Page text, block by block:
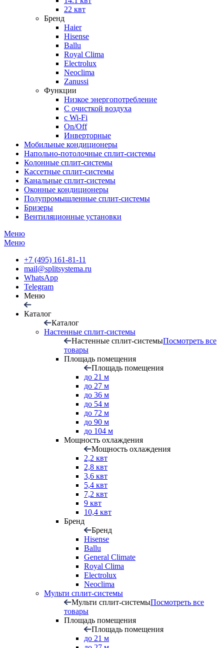
22 квт
Бренд
Haier
Hisense
Ballu
Royal Clima
Electrolux
Neoclima
Zanussi
Функции
Низкое энергопотребление
С очисткой воздуха
с Wi-Fi
On/Off
Инверторные
Мобильные кондиционеры
Напольно-потолоч​ные ​сплит-системы
Колонные ​​сплит-системы
Кассетные сплит-системы
Канальные сплит-системы
Оконные кондиционеры
Полупромышленные сплит-системы
Бризеры
Вентиляционные установки
Меню
Меню
+7 (495) 161-81-11
mail@splitsystema.ru
WhatsApp
Telegram
Меню
Каталог
Каталог
Настенные сплит-системы
Настенные сплит-системыПосмотреть все
товары
Площадь помещения
Площадь помещения
до 21 м
до 27 м
до 36 м
до 54 м
до 72 м
до 90 м
до 104 м
Мощность охлаждения
Мощность охлаждения
2,2 квт
2,8 квт
3,6 квт
5,4 квт
7,2 квт
9 квт
10,4 квт
Бренд
Бренд
Hisense
Ballu
General Climate
Royal Clima
Electrolux
Neoclima
Мульти сплит-системы
Мульти сплит-системыПосмотреть все
товары
Площадь помещения
Площадь помещения
до 21 м